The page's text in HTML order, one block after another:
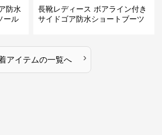
防水
ール
長靴レディース ボアライン付き
サイドゴア防水ショートブーツ
アイテムの一覧へ ›